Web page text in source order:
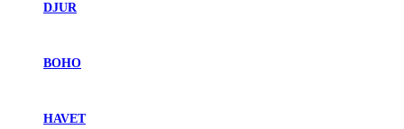
DJUR
BOHO
HAVET